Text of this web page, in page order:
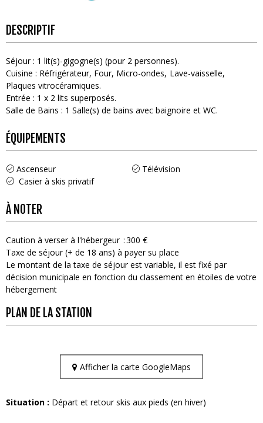
DESCRIPTIF
Séjour: 1 lit(s)-gigogne(s) (pour 2 personnes)
Cuisine : Réfrigérateur Four Micro-ondes Lave-vaisselle
Plaques vitrocéramiques
Entrée : 1 x 2 lits superposés
Salle de Bains : 1 Salle(s) de bains avec baignoire et WC
ÉQUIPEMENTS
Ascenseur
Télévision
Casier à skis privatif
À NOTER
Caution à verser à l'hébergeur 300 €
Taxe de séjour (+ de 18 ans) à payer su place
Le montant de la taxe de séjour est variable, il est fixé par
décision municipale en fonction du classement en étoiles de votre
hébergement
PLAN DE LA STATION
Afficher la carte GoogleMaps
Situation : Départ et retour skis aux pieds (en hiver)